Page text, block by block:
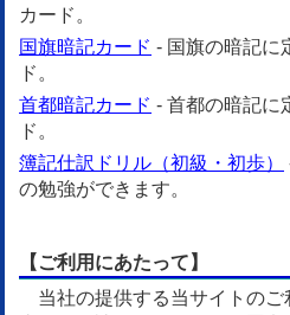
カード。
国旗暗記カード - 国旗の暗記に
ド。
首都暗記カード - 首都の暗記に
ド。
簿記仕訳ドリル（初級・初歩）
の勉強ができます。
【ご利用にあたって】
当社の提供する当サイトのご